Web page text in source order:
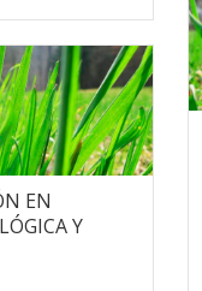
EN
Y